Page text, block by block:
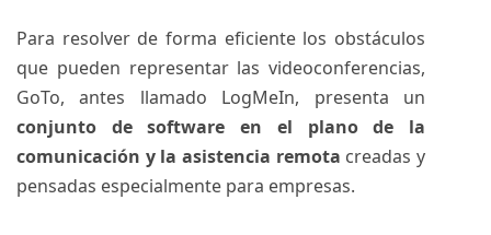
Para resolver de forma eficiente los obstáculos
que pueden representar las videoconferencias,
GoTo, antes llamado LogMeIn, presenta un
conjunto de software en el plano de la
comunicación y la asistencia remota creadas y
pensadas especialmente para empresas.